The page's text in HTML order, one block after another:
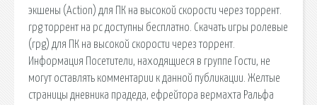
экшены (Action) для ПК на высокой скорости через торрент.
rpg торрент на pc доступны бесплатно. Скачать игры ролевые
(rpg) для ПК на высокой скорости через торрент.
Информация Посетители, находящиеся в группе Гости, не
могут оставлять комментарии к данной публикации. Желтые
страницы дневника прадеда, ефрейтора вермахта Ральфа